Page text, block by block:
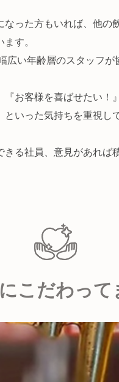
った方もいれば、他の
す。
広い年齢層のスタッフ
お客様を喜ばせたい！
いった気持ちを重視し
る社員、意見があれば
こだわって